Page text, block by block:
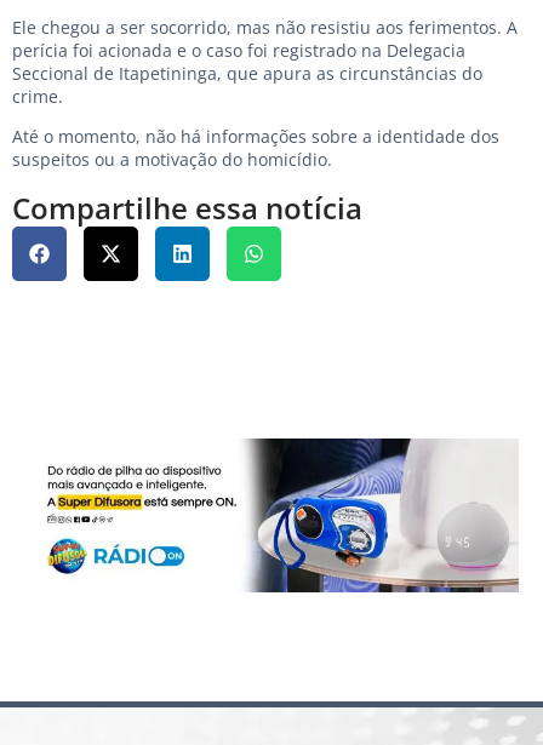
Ele chegou a ser socorrido, mas não resistiu aos ferimentos. A
perícia foi acionada e o caso foi registrado na Delegacia
Seccional de Itapetininga, que apura as circunstâncias do
crime.
Até o momento, não há informações sobre a identidade dos
suspeitos ou a motivação do homicídio.
Compartilhe essa notícia